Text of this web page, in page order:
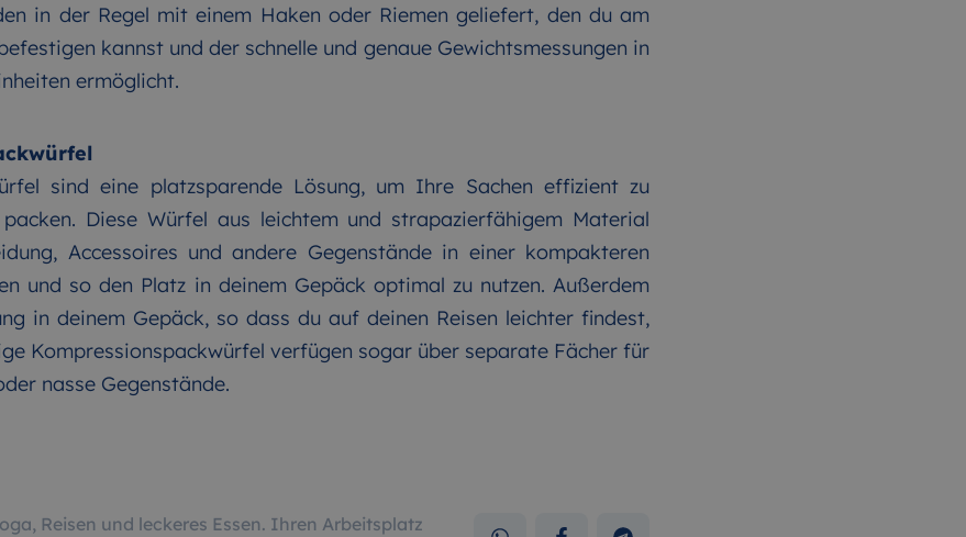
in der Regel mit einem Haken oder Riemen geliefert, den du am
kannst und der schnelle und genaue Gewichtsmessungen in
ermöglicht.
sind eine platzsparende Lösung, um Ihre Sachen effizient zu
Diese Würfel aus leichtem und strapazierfähigem Material
Accessoires und andere Gegenstände in einer kompakteren
und so den Platz in deinem Gepäck optimal zu nutzen. Außerdem
in deinem Gepäck, so dass du auf deinen Reisen leichter findest,
Kompressionspackwürfel verfügen sogar über separate Fächer für
nasse Gegenstände.
Reisen und leckeres Essen. Ihren Arbeitsplatz